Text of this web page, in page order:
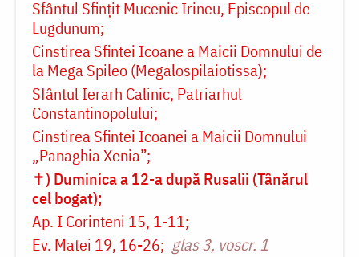
Sfântul Sfințit Mucenic Irineu, Episcopul de
Lugdunum
Cinstirea Sfintei Icoane a Maicii Domnului de
la Mega Spileo (Megalospilaiotissa)
Sfântul Ierarh Calinic, Patriarhul
Constantinopolului
Cinstirea Sfintei Icoanei a Maicii Domnului
„Panaghia Xenia”
✝) Duminica a 12-a după Rusalii (Tânărul
cel bogat)
Ap. I Corinteni 15, 1-11
Ev. Matei 19, 16-26
glas 3, voscr. 1